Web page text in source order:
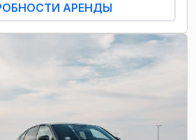
АРЕНДЫ